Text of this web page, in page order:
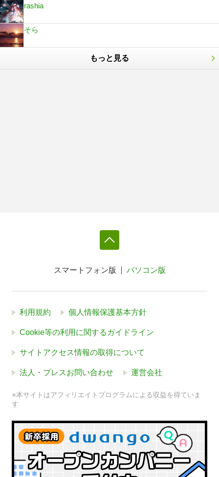
rashia
そら
もっと見る
スマートフォン版 パソコン版
利用規約 個人情報保護基本方針
Cookie等の利用に関するガイドライン
サイトアクセス情報の取得について
法人・プレスお問い合わせ 運営会社
※本サイトはアフィリエイトプログラムによる収益を得ていま
す